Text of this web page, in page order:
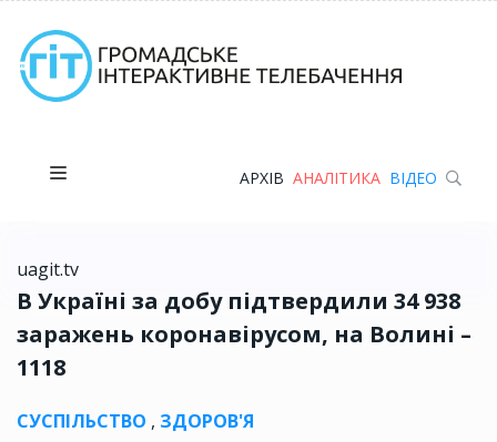
АРХІВ АНАЛІТИКА ВІДЕО
uagit.tv
В Україні за добу підтвердили 34 938
заражень коронавірусом, на Волині –
1118
СУСПІЛЬСТВО , ЗДОРОВ'Я